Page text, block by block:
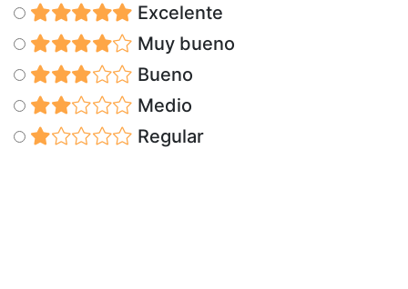
Excelente
Muy bueno
Bueno
Medio
Regular